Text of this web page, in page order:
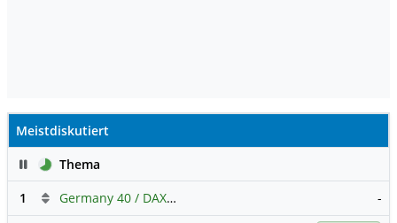
Meistdiskutiert
PauseThema
1
Germany 40 / DAX Prognose -